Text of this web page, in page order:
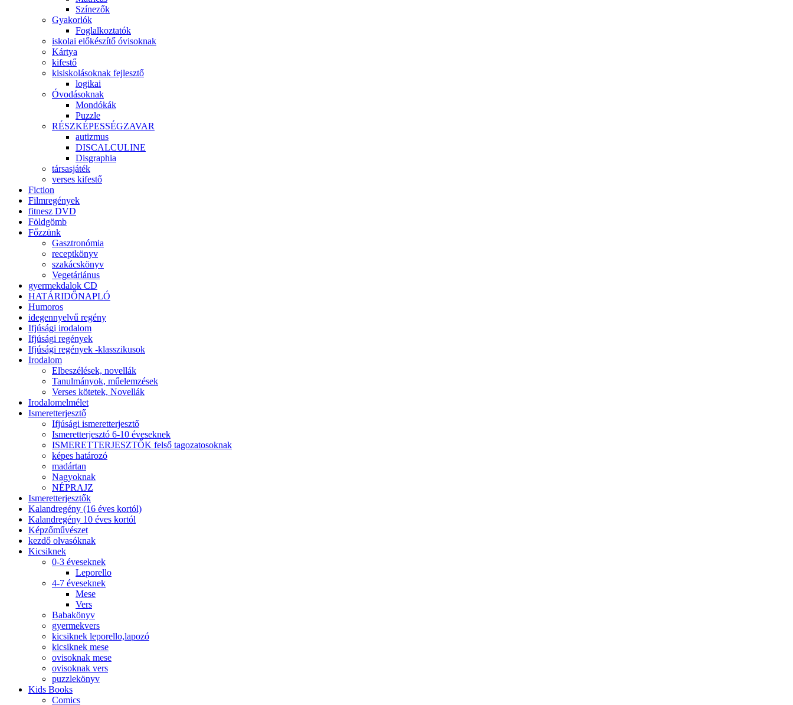
Színezők
Gyakorlók
Foglalkoztatók
iskolai előkészítő óvisoknak
Kártya
kifestő
kisiskolásoknak fejlesztő
logikai
Óvodásoknak
Mondókák
Puzzle
RÉSZKÉPESSÉGZAVAR
autizmus
DISCALCULINE
Disgraphia
társasjáték
verses kifestő
Fiction
Filmregények
fitnesz DVD
Földgömb
Főzzünk
Gasztronómia
receptkönyv
szakácskönyv
Vegetáriánus
gyermekdalok CD
HATÁRIDŐNAPLÓ
Humoros
idegennyelvű regény
Ifjúsági irodalom
Ifjúsági regények
Ifjúsági regények -klasszikusok
Irodalom
Elbeszélések, novellák
Tanulmányok, műelemzések
Verses kötetek, Novellák
Irodalomelmélet
Ismeretterjesztő
Ifjúsági ismeretterjesztő
Ismeretterjesztó 6-10 éveseknek
ISMERETTERJESZTŐK felső tagozatosoknak
képes határozó
madártan
Nagyoknak
NÉPRAJZ
Ismeretterjesztők
Kalandregény (16 éves kortól)
Kalandregény 10 éves kortól
Képzőművészet
kezdő olvasóknak
Kicsiknek
0-3 éveseknek
Leporello
4-7 éveseknek
Mese
Vers
Babakönyv
gyermekvers
kicsiknek leporello,lapozó
kicsiknek mese
ovisoknak mese
ovisoknak vers
puzzlekönyv
Kids Books
Comics